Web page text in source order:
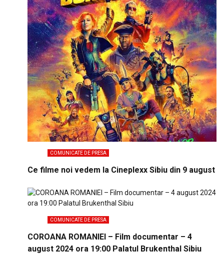
COMUNICATE DE PRESA
Ce filme noi vedem la Cineplexx Sibiu din 9 august
COMUNICATE DE PRESA
COROANA ROMANIEI – Film documentar – 4
august 2024 ora 19:00 Palatul Brukenthal Sibiu